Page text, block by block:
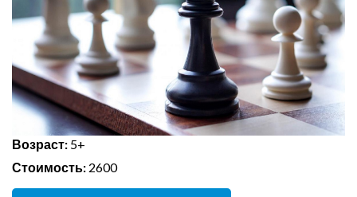
Возраст: 5+
Стоимость: 2600